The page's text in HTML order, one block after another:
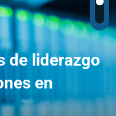
de liderazgo
en